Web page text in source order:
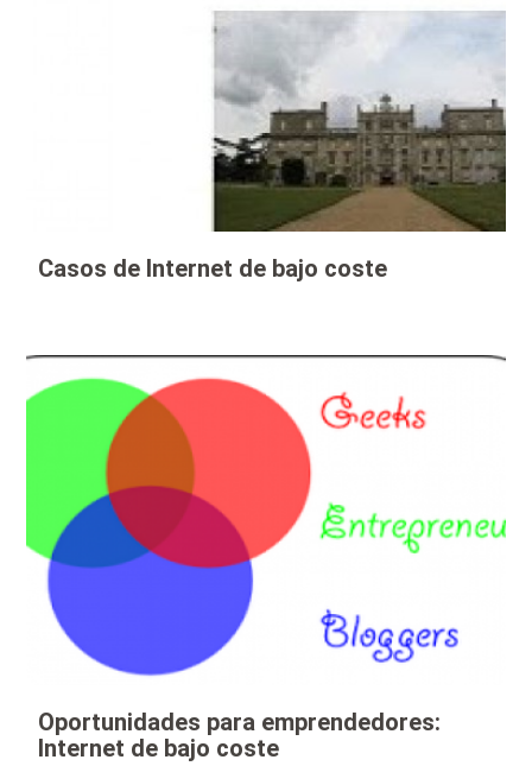
Casos de Internet de bajo coste
Oportunidades para emprendedores:
Internet de bajo coste